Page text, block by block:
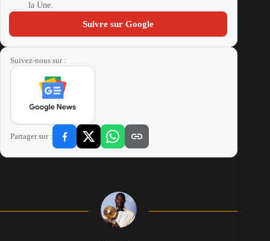
la Une.
Suivre sur Google
Suivez-nous sur :
Partager sur :